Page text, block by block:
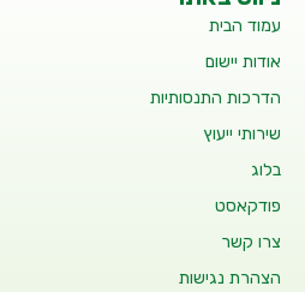
עמוד הבית
אודות יישום
הדרכות התנסותיות
שירותי ייעוץ
בלוג
פודקאסט
צרו קשר
הצהרת נגישות